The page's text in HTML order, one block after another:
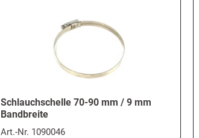
Schlauchschelle 70-90 mm / 9 mm
Bandbreite
Art.-Nr. 1090046